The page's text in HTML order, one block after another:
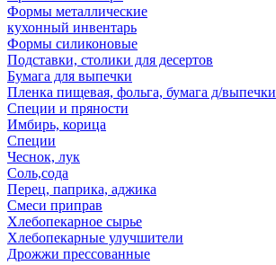
Формы металлические
кухонный инвентарь
Формы силиконовые
Подставки, столики для десертов
Бумага для выпечки
Пленка пищевая, фольга, бумага д/выпечки
Специи и пряности
Имбирь, корица
Специи
Чеснок, лук
Соль,сода
Перец, паприка, аджика
Смеси приправ
Хлебопекарное сырье
Хлебопекарные улучшители
Дрожжи прессованные